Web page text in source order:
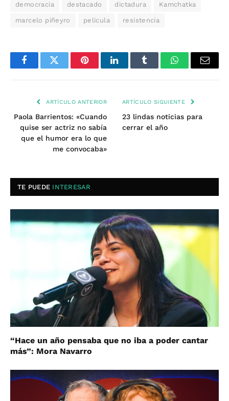
democracia destacado dictadura Kamchatka
marcelo piñeyro pelicula resistencia
FacebookTwitter PinterestLinkedInTumblr WhatsAppEmail
ARTÍCULO ANTERIOR
Paola Barrientos: «Cuando
quise ser actriz no sabía
que el humor era lo que
me convocaba»
ARTÍCULO SIGUIENTE
23 lindas noticias para
cerrar el año
TE PUEDE INTERESAR
“Hace un año pensaba que no iba a poder cantar
más”: Mora Navarro